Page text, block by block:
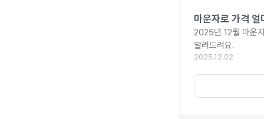
마운자로 가격
2025년 12월 마운
알려드려요.
2025.12.02